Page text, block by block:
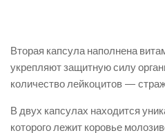
Вторая капсула наполнена
укрепляют защитную силу
количество лейкоцитов —
В двух капсулах находится
которого лежит коровье